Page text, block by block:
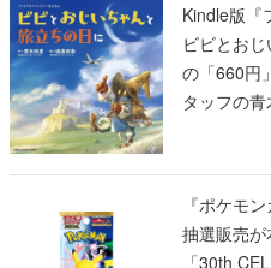
Kindle版『
ビビとお
の「660円
タッフの
『ポケモ
抽選販売
「30th